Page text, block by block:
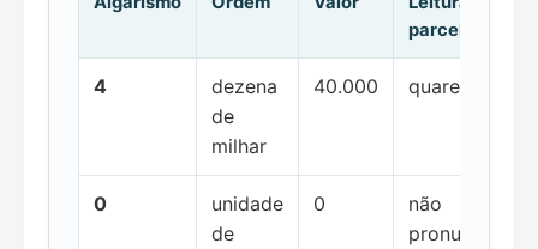
parcela
4
dezena
de
milhar
40.000 quarenta mil
0
unidade
de
0
não
pronunciada